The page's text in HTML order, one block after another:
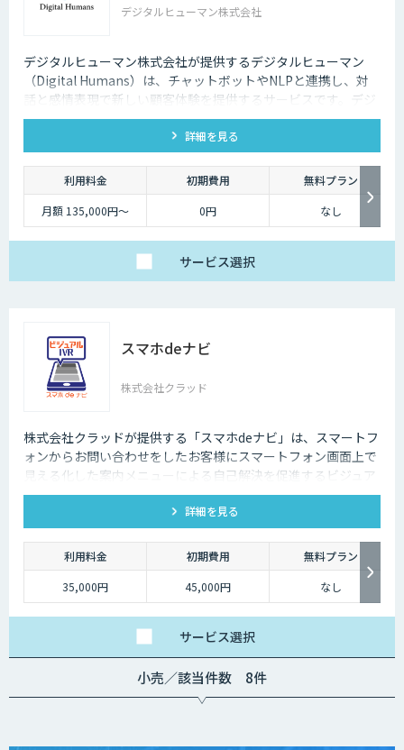
デジタルヒューマン株式会社
デジタルヒューマン株式会社が提供するデジタルヒューマン
（Digital Humans）は、チャットボットやNLPと連携し、対
話と感情表現で新しい顧客体験を提供するサービスです。デジ
タル従業員として、直感的で、インパクトがあり、競争力があ
るサービス創造と顧客体験が提供できます。
詳細を見る
利用料金 初期費用
無料プラン
月額 135,000円〜
0円 なし
サービス選択
スマホdeナビ
株式会社クラッド
株式会社クラッドが提供する「スマホdeナビ」は、スマートフ
ォンからお問い合わせをしたお客様にスマートフォン画面上で
見える化した案内メニューによる自己解決を促進するビジュア
ルIVRサービスです。
詳細を見る
利用料金 初期費用
無料プラン
35,000円
45,000円 なし
サービス選択
小売／該当件数 8件